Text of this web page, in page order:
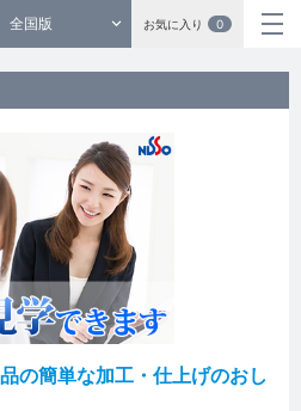
全国版 お気に入り 0
の簡単な加工・仕上げのおし